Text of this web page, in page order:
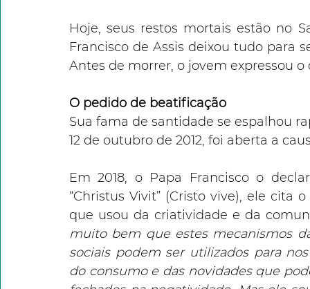
Hoje, seus restos mortais estão no
Francisco de Assis deixou tudo para
Antes de morrer, o jovem expressou
O pedido de beatificação
Sua fama de santidade se espalhou
12 de outubro de 2012, foi aberta a
Em 2018, o Papa Francisco o
“Christus Vivit” (Cristo vive), ele
que usou da criatividade e da
muito bem que estes mecanismos
sociais podem ser utilizados para
do consumo e das novidades que